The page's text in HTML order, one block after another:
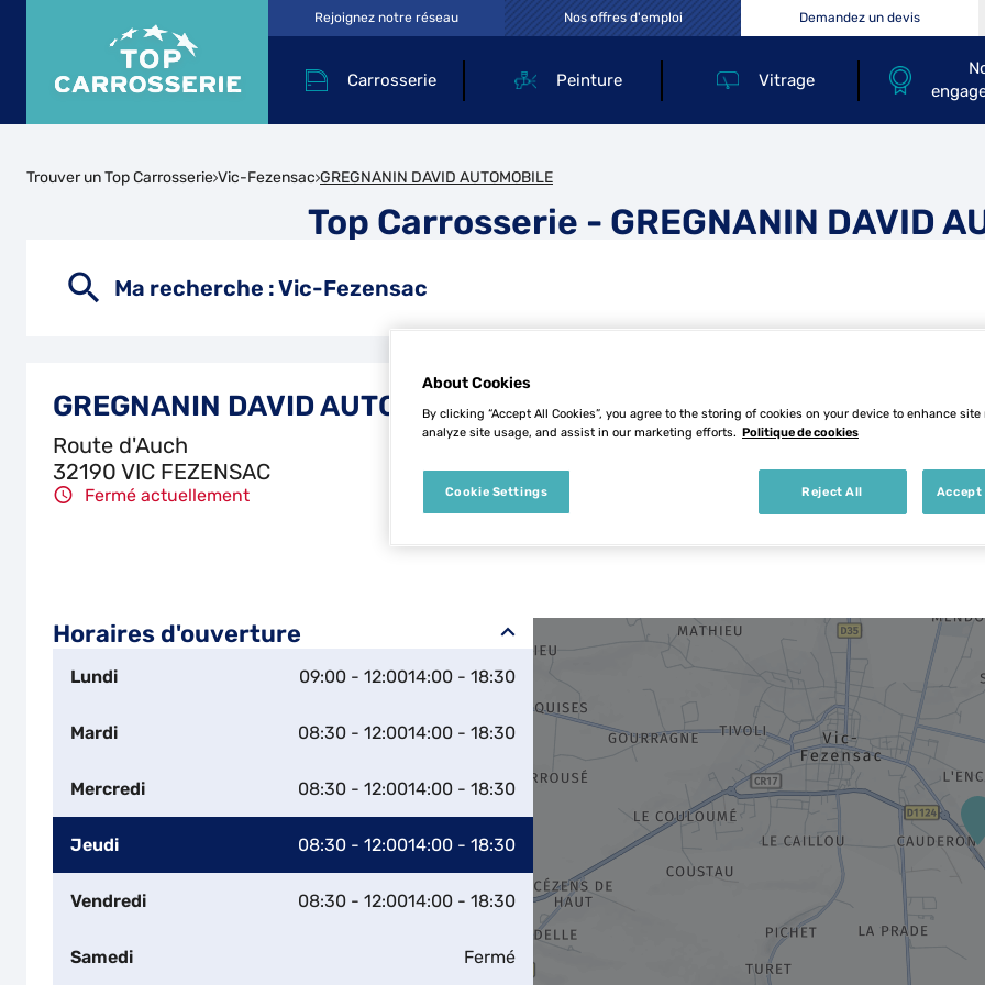
Carrosserie Peinture Vitrage
Rejoignez notre réseau Nos offres d'emploi Demandez un devis
Trouver un Top Carrosserie Vic-Fezensac GREGNANIN DAVID AUTOMOBILE
Top Carrosserie - GREGNANIN DAVID
Ma recherche :Vic-Fezensac
GREGNANIN DAVID AUTOMOBILE
Route d'Auch
32190 VIC FEZENSAC
Fermé actuellement
Horaires d'ouverture
Lundi 09:00 - 12:0014:00 - 18:30
Mardi 08:30 - 12:0014:00 - 18:30
Mercredi 08:30 - 12:0014:00 - 18:30
Jeudi 08:30 - 12:0014:00 - 18:30
Vendredi 08:30 - 12:0014:00 - 18:30
Samedi Fermé
About Cookies
By clicking “Accept All Cookies”, you agree to the storing of cookies on your device to enhance
analyze site usage, and assist in our marketing efforts. Politique de cookies
Reject All Accept
Cookie Settings